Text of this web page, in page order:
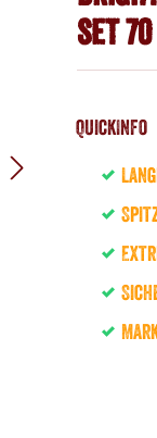
Set
QuickInfo